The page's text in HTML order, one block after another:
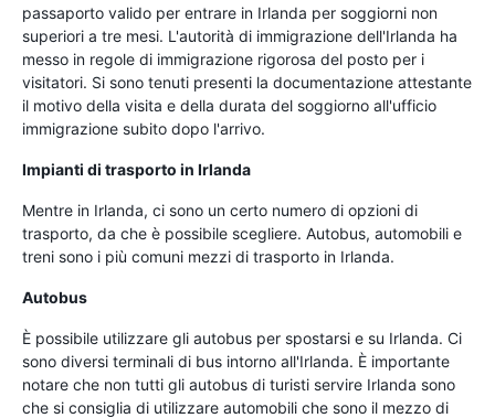
passaporto valido per entrare in Irlanda per soggiorni non
superiori a tre mesi. L'autorità di immigrazione dell'Irlanda ha
messo in regole di immigrazione rigorosa del posto per i
visitatori. Si sono tenuti presenti la documentazione attestante
il motivo della visita e della durata del soggiorno all'ufficio
immigrazione subito dopo l'arrivo.
Impianti di trasporto in Irlanda
Mentre in Irlanda, ci sono un certo numero di opzioni di
trasporto, da che è possibile scegliere. Autobus, automobili e
treni sono i più comuni mezzi di trasporto in Irlanda.
Autobus
È possibile utilizzare gli autobus per spostarsi e su Irlanda. Ci
sono diversi terminali di bus intorno all'Irlanda. È importante
notare che non tutti gli autobus di turisti servire Irlanda sono
che si consiglia di utilizzare automobili che sono il mezzo di